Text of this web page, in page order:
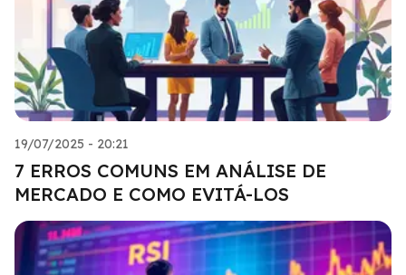
19/07/2025 - 20:21
7 ERROS COMUNS EM ANÁLISE DE
MERCADO E COMO EVITÁ-LOS